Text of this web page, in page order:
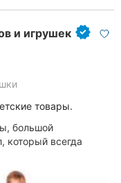
и игрушек
товары.
большой
который всегда